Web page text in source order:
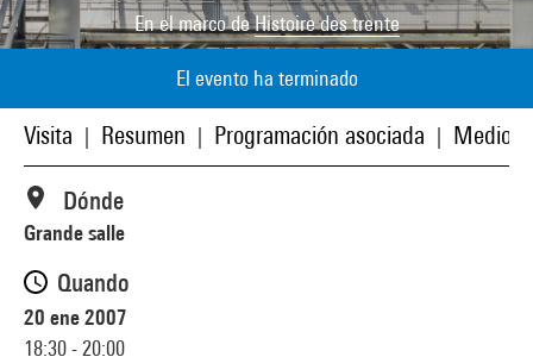
En el marco deHistoire des trente
El evento ha terminado
Visita Resumen Programación asociada Medios
Dónde
Grande salle
Quando
20 ene 2007
18:30 - 20:00